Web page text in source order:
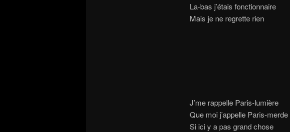
La-bas j’étais fonctionnaire
Mais je ne regrette rien
J’me rappelle Paris-lumière
Que moi j’appelle Paris-merde
Si ici y a pas grand chose